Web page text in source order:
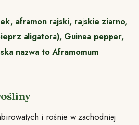
aframon rajski, rajskie ziarno,
aligatora), Guinea pepper,
nazwa to Aframomum
i rośnie w zachodniej